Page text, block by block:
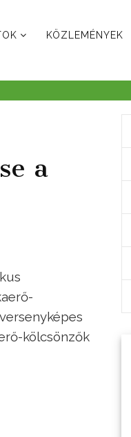
KÖZLEMÉNYEK
a
kölcsönzők